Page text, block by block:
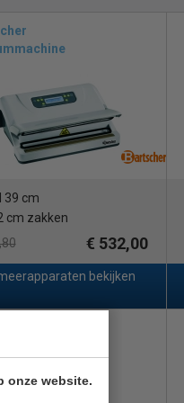
onze website.
via de website
39 cm
cm zakken
€ 532,00
bekijken